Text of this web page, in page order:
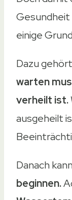
einige
Dazu
warten
verheilt ist.
ausgeheilt
Danach
beginnen.